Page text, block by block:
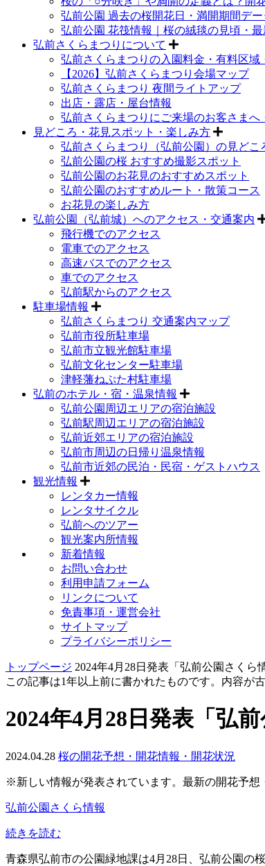
弘前公園 過去の桜開花日・満開期間デー
弘前公園 花筏情報｜桜の絨毯の見頃・
弘前さくらまつりについて
弘前さくらまつりの入園料金・有料区域
【2026】弘前さくらまつり会場マップ
弘前さくらまつり 夜間ライトアップ
出店・露店・屋台情報
弘前さくらまつりにご来場のお客さまへ
見どころ・花見スポット・楽しみ方
弘前さくらまつり（弘前公園）の見どこ
弘前公園の桜 おすすめ撮影スポット
弘前公園のお花見のおすすめスポット
弘前公園のおすすめルート・散策コース
お花見の楽しみ方
弘前公園（弘前城）へのアクセス・交通案内
飛行機でのアクセス
電車でのアクセス
高速バスでのアクセス
車でのアクセス
弘前駅からのアクセス
駐車場情報
弘前さくらまつり 交通案内マップ
弘前市役所駐車場
弘前市立観光館駐車場
弘前文化センター駐車場
津軽藩ねぷた村駐車場
弘前のホテル・宿・温泉情報
弘前公園周辺エリアの宿泊施設
弘前駅周辺エリアの宿泊施設
弘前近郊エリアの宿泊施設
弘前市周辺の日帰り温泉情報
弘前市近郊の民泊・民宿・ゲストハウス
観光情報
レンタカー情報
レンタサイクル
弘前へのツアー
観光案内所情報
新着情報
お問い合わせ
利用申請フォーム
リンクについて
免責事項・運営会社
サイトマップ
プライバシーポリシー
トップページ 2024年4月28日発表「弘前公園さくら
この記事は1年以上前に書かれたものです。内容が
2024年4月28日発表「弘
2024.04.28 桜の開花予想・開花情報・開花状況
※新しい情報が発表されています。 最新の開花予想
弘前公園さくら情報
続きを読む
青森県弘前市の公園緑地課は4月28日、弘前公園の